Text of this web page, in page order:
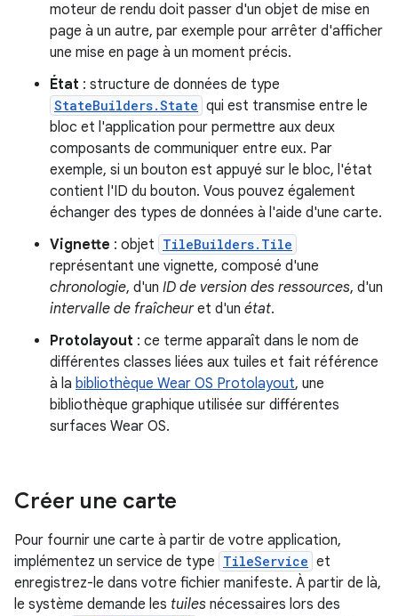
moteur de rendu doit passer d'un objet de mise en
page à un autre, par exemple pour arrêter d'afficher
une mise en page à un moment précis.
État : structure de données de type
StateBuilders.State qui est transmise entre le
bloc et l'application pour permettre aux deux
composants de communiquer entre eux. Par
exemple, si un bouton est appuyé sur le bloc, l'état
contient l'ID du bouton. Vous pouvez également
échanger des types de données à l'aide d'une carte.
Vignette : objet TileBuilders.Tile
représentant une vignette, composé d'une
chronologie, d'un ID de version des ressources, d'un
intervalle de fraîcheuret d'un état.
Protolayout : ce terme apparaît dans le nom de
différentes classes liées aux tuiles et fait référence
à la bibliothèque Wear OS Protolayout, une
bibliothèque graphique utilisée sur différentes
surfaces Wear OS.
Créer une carte
Pour fournir une carte à partir de votre application,
implémentez un service de type TileService et
enregistrez-le dans votre fichier manifeste. À partir de là,
le système demande les tuiles nécessaires lors des